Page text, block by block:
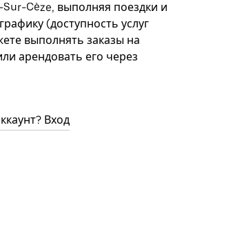
Cèze, выполняя поездки и
(доступность услуг
выполнять заказы на
арендовать его через
Вход